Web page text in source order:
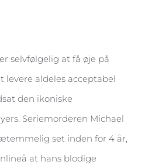
selvfølgelig at få øje på
aldeles acceptabel
den ikoniske
Seriemorderen Michael
set inden for 4 år,
at hans blodige